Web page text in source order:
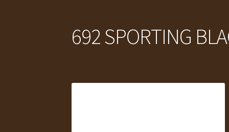
692 SPORTING